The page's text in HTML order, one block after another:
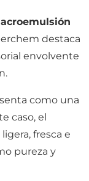
destaca
envolvente
como una
caso, el
fresca e
pureza y